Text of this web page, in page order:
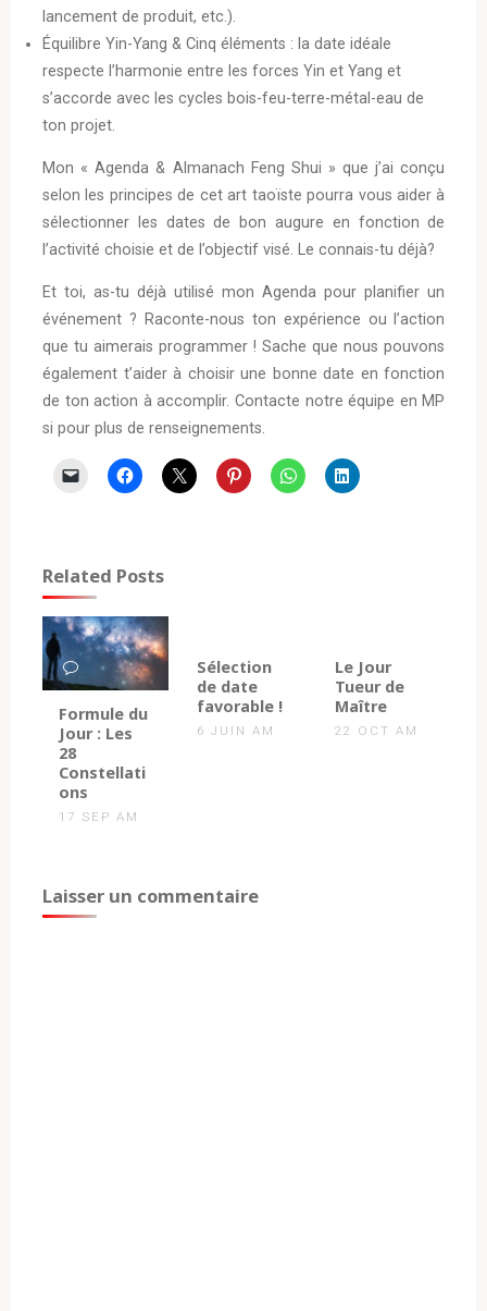
lancement de produit, etc.).
Équilibre Yin-Yang & Cinq éléments : la date idéale
respecte l’harmonie entre les forces Yin et Yang et
s’accorde avec les cycles bois-feu-terre-métal-eau de
ton projet.
Mon « Agenda & Almanach Feng Shui » que j’ai conçu
selon les principes de cet art taoïste pourra vous aider à
sélectionner les dates de bon augure en fonction de
l’activité choisie et de l’objectif visé. Le connais-tu déjà?
Et toi, as-tu déjà utilisé mon Agenda pour planifier un
événement ? Raconte-nous ton expérience ou l’action
que tu aimerais programmer ! Sache que nous pouvons
également t’aider à choisir une bonne date en fonction
de ton action à accomplir. Contacte notre équipe en MP
si pour plus de renseignements.
Related Posts
0
Formule du
Jour : Les
28
Constellati
ons
17 SEP AM
4
Sélection
de date
favorable !
6 JUIN AM
0
Le Jour
Tueur de
Maître
22 OCT AM
Laisser un commentaire